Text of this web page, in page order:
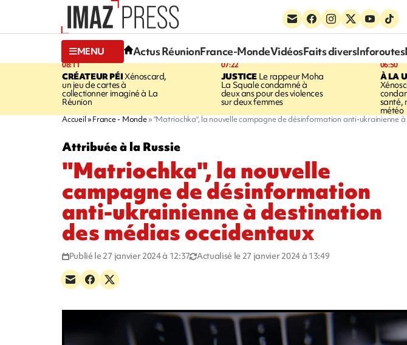
MENU Actus RéunionFrance-MondeVidéosFaits diversInforoutes
08:11
CRÉATEUR PÉIXénoscard,
un jeu de cartes à
collectionner imaginé à La
Réunion
07:22
JUSTICE Le rappeur Moha
La Squale condamné à
deux ans pour des violences
sur deux femmes
06:50
À LA
santé,
météo
Accueil France - Monde "Matriochka", la nouvelle campagne de désinformation anti-ukrainienne
Attribuée à la Russie
"Matriochka", la nouvelle
campagne de désinformation
anti-ukrainienne à destination
des médias occidentaux
Publié le 27 janvier 2024 à 12:37 Actualisé le 27 janvier 2024 à 13:49